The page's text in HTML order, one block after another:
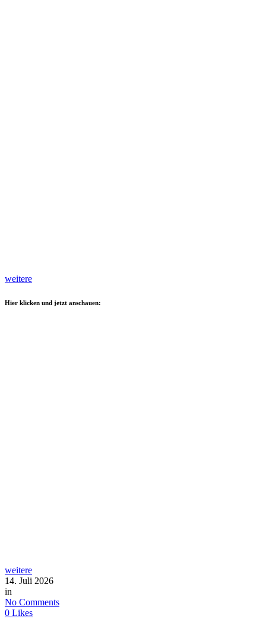
weitere
Hier klicken und jetzt anschauen:
weitere
14. Juli 2026
in
No Comments
0 Likes